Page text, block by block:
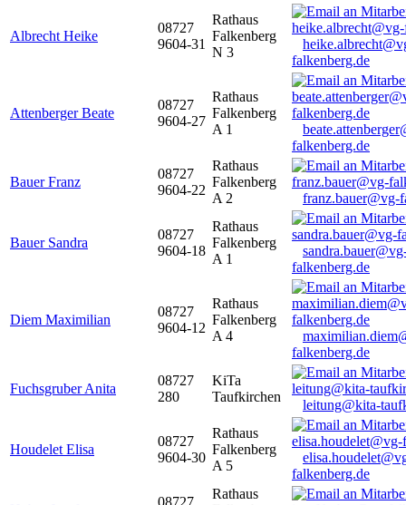
Albrecht Heike
08727
9604-31
Rathaus
Falkenberg
N 3
falkenberg.de
Attenberger Beate
08727
9604-27
Rathaus
Falkenberg
A 1
falkenberg.de
Bauer Franz
08727
9604-22
Rathaus
Falkenberg
A 2
franz.bauer@vg-
Bauer Sandra
08727
9604-18
Rathaus
Falkenberg
A 1
falkenberg.de
Diem Maximilian
08727
9604-12
Rathaus
Falkenberg
A 4
falkenberg.de
Fuchsgruber Anita
08727
280
KiTa
Taufkirchen
leitung@kita-
Houdelet Elisa
08727
9604-30
Rathaus
Falkenberg
A 5
falkenberg.de
08727
Rathaus